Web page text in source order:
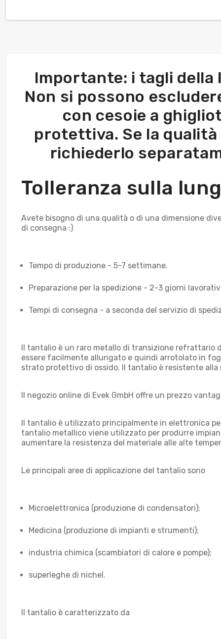
Importante: i tagli della
Non si possono
con cesoie a
protettiva. Se la
richiederlo
Tolleranza sulla
Avete bisogno di una qualità o di una dimensione
di consegna :)
Tempo di produzione - 5-7 settimane.
Preparazione per la spedizione - 2-3 giorni
Tempi di consegna - a seconda del servizio di
Il tantalio è un raro metallo di transizione refrattario
essere facilmente allungato e quindi arrotolato in
strato protettivo di ossido. Il tantalio è resistente
Il negozio online di Evek GmbH offre un prezzo
Il tantalio è utilizzato principalmente in elettronica
tantalio metallico viene utilizzato per produrre
aumentare la resistenza del materiale alle alte
Le principali aree di applicazione del tantalio sono
Microelettronica (produzione di condensatori);
Medicina (produzione di impianti e strumenti);
industria chimica (scambiatori di calore e pompe);
superleghe di nichel.
Il tantalio è caratterizzato da